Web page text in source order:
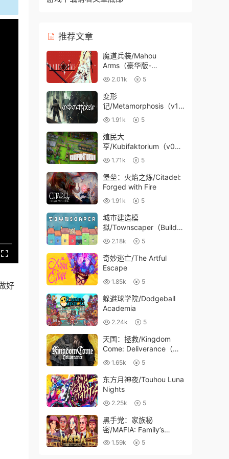
好
推荐文章
魔道兵装/Mahou
Arms（豪华版-
V05.12.2022-新篇章+全
DLC-全角色）
2.01k 5
变形
记/Metamorphosis（v1.1.
4）1.91k 5
殖民大
亨/Kubifaktorium（v04.
02.2021）
1.71k 5
堡垒：火焰之炼/Citadel:
Forged with Fire
1.91k 5
城市建造模
拟/Townscaper（Build6
028072）
2.18k 5
奇妙逃亡/The Artful
Escape
1.85k 5
躲避球学院/Dodgeball
Academia
2.24k 5
天国：拯救/Kingdom
Come: Deliverance（更
新整合DLC+高清材质
包）
1.65k 5
东方月神夜/Touhou Luna
Nights
2.25k 5
黑手党：家族秘
密/MAFIA: Family’s
Secret
1.59k 5